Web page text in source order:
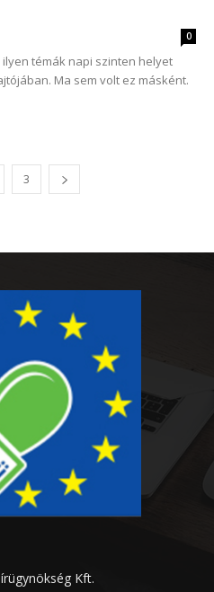
0
ilyen témák napi szinten helyet
Ma sem volt ez másként.
3
Kft.